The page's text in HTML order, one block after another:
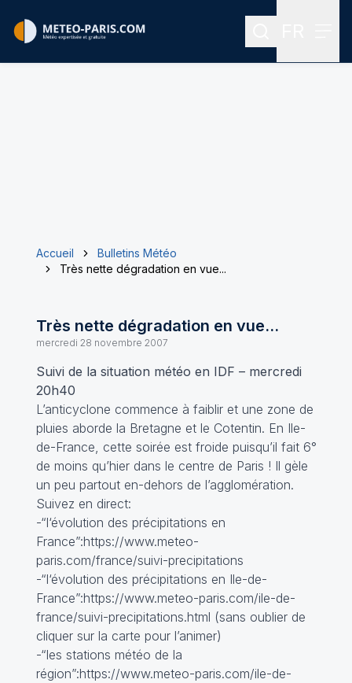
Rechercher
Accueil
Bulletins Météo
Très nette dégradation en vue...
Très nette dégradation en vue...
mercredi 28 novembre 2007
Suivi de la situation météo en IDF – mercredi
20h40
L’anticyclone commence à faiblir et une zone de
pluies aborde la Bretagne et le Cotentin. En Ile-
de-France, cette soirée est froide puisqu’il fait 6°
de moins qu’hier dans le centre de Paris ! Il gèle
un peu partout en-dehors de l’agglomération.
Suivez en direct:
-“l‘évolution des précipitations en
France”:https://www.meteo-
paris.com/france/suivi-precipitations
-“l‘évolution des précipitations en Ile-de-
France”:https://www.meteo-paris.com/ile-de-
france/suivi-precipitations.html (sans oublier de
cliquer sur la carte pour l’animer)
-“les stations météo de la
région”:https://www.meteo-paris.com/ile-de-